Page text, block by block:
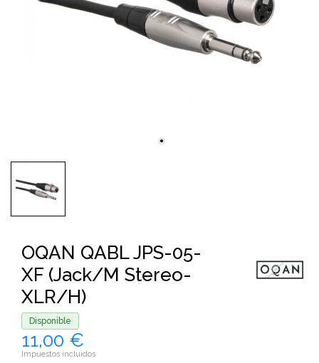
OQAN QABL JPS-05-
XF (Jack/M Stereo-
XLR/H)
Disponible
11,00 €
Impuestos incluidos